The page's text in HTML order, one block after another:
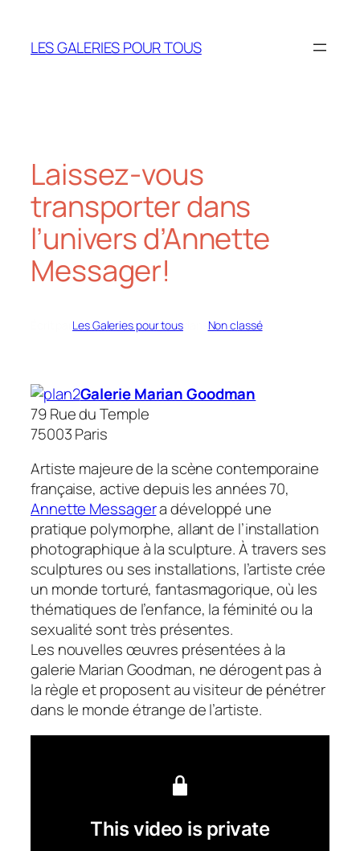
contenu
LES GALERIES POUR TOUS
Laissez-vous
transporter dans
l’univers d’Annette
Messager!
Les Galeries pour tousdans Non classé
Galerie Marian Goodman
79 Rue du Temple
75003 Paris
Artiste majeure de la scène contemporaine
française, active depuis les années 70,
Annette Messagera développé une
pratique polymorphe, allant de l’installation
photographique à la sculpture. À travers ses
sculptures ou ses installations, l’artiste crée
un monde torturé, fantasmagorique, où les
thématiques de l’enfance, la féminité ou la
sexualité sont très présentes.
Les nouvelles œuvres présentées à la
galerie Marian Goodman, ne dérogent pas à
la règle et proposent au visiteur de pénétrer
dans le monde étrange de l’artiste.